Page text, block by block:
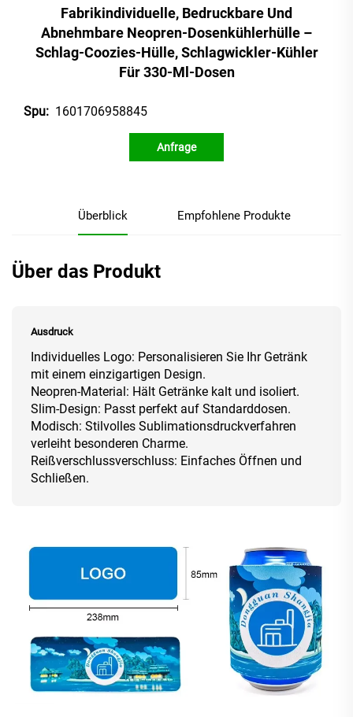
Fabrikindividuelle, Bedruckbare Und
Abnehmbare Neopren-Dosenkühlerhülle –
Schlag-Coozies-Hülle, Schlagwickler-Kühler
Für 330-Ml-Dosen
Spu: 1601706958845
Anfrage
Überblick Empfohlene Produkte
Über das Produkt
Ausdruck
Individuelles Logo: Personalisieren Sie Ihr Getränk
mit einem einzigartigen Design.
Neopren-Material: Hält Getränke kalt und isoliert.
Slim-Design: Passt perfekt auf Standarddosen.
Modisch: Stilvolles Sublimationsdruckverfahren
verleiht besonderen Charme.
Reißverschlussverschluss: Einfaches Öffnen und
Schließen.